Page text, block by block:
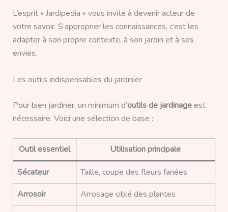
L’esprit « Jardipedia » vous invite à devenir acteur de
votre savoir. S’approprier les connaissances, c’est les
adapter à son propre contexte, à son jardin et à ses
envies.
Les outils indispensables du jardinier
Pour bien jardiner, un minimum d’outils de jardinageest
nécessaire. Voici une sélection de base :
Outil essentiel Utilisation principale
Sécateur
Taille, coupe des fleurs fanées
Arrosoir
Arrosage ciblé des plantes